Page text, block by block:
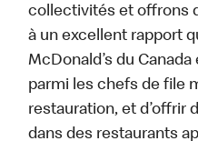
collectivités et offrons
à un excellent rapport
McDonald’s du
parmi les chefs de file
restauration, et d’offrir
dans des restaurants